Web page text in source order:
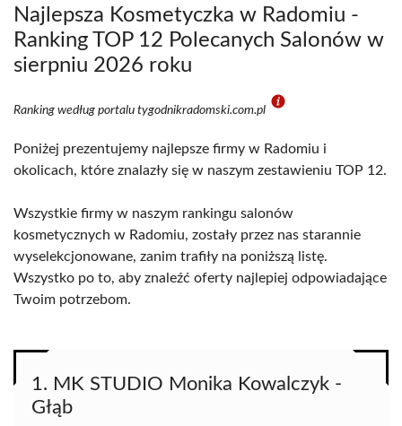
Najlepsza Kosmetyczka w Radomiu -
Ranking TOP 12 Polecanych Salonów w
sierpniu 2026 roku
Ranking według portalu tygodnikradomski.com.pl
Poniżej prezentujemy najlepsze firmy w Radomiu i
okolicach, które znalazły się w naszym zestawieniu TOP 12.
Wszystkie firmy w naszym rankingu salonów
kosmetycznych w Radomiu, zostały przez nas starannie
wyselekcjonowane, zanim trafiły na poniższą listę.
Wszystko po to, aby znaleźć oferty najlepiej odpowiadające
Twoim potrzebom.
1. MK STUDIO Monika Kowalczyk -
Głąb